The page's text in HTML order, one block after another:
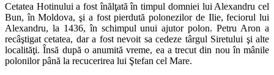
Cetatea Hotinului a fost înălţată în timpul domniei lui Alexandru cel
Bun, în Moldova, şi a fost pierdută polonezilor de Ilie, feciorul lui
Alexandru, la 1436, în schimpul unui ajutor polon. Petru Aron a
recâştigat cetatea, dar a fost nevoit sa cedeze târgul Siretului şi alte
localităţi. Însă după o anumită vreme, ea a trecut din nou în mânile
polonilor până la recucerirea lui Ştefan cel Mare.